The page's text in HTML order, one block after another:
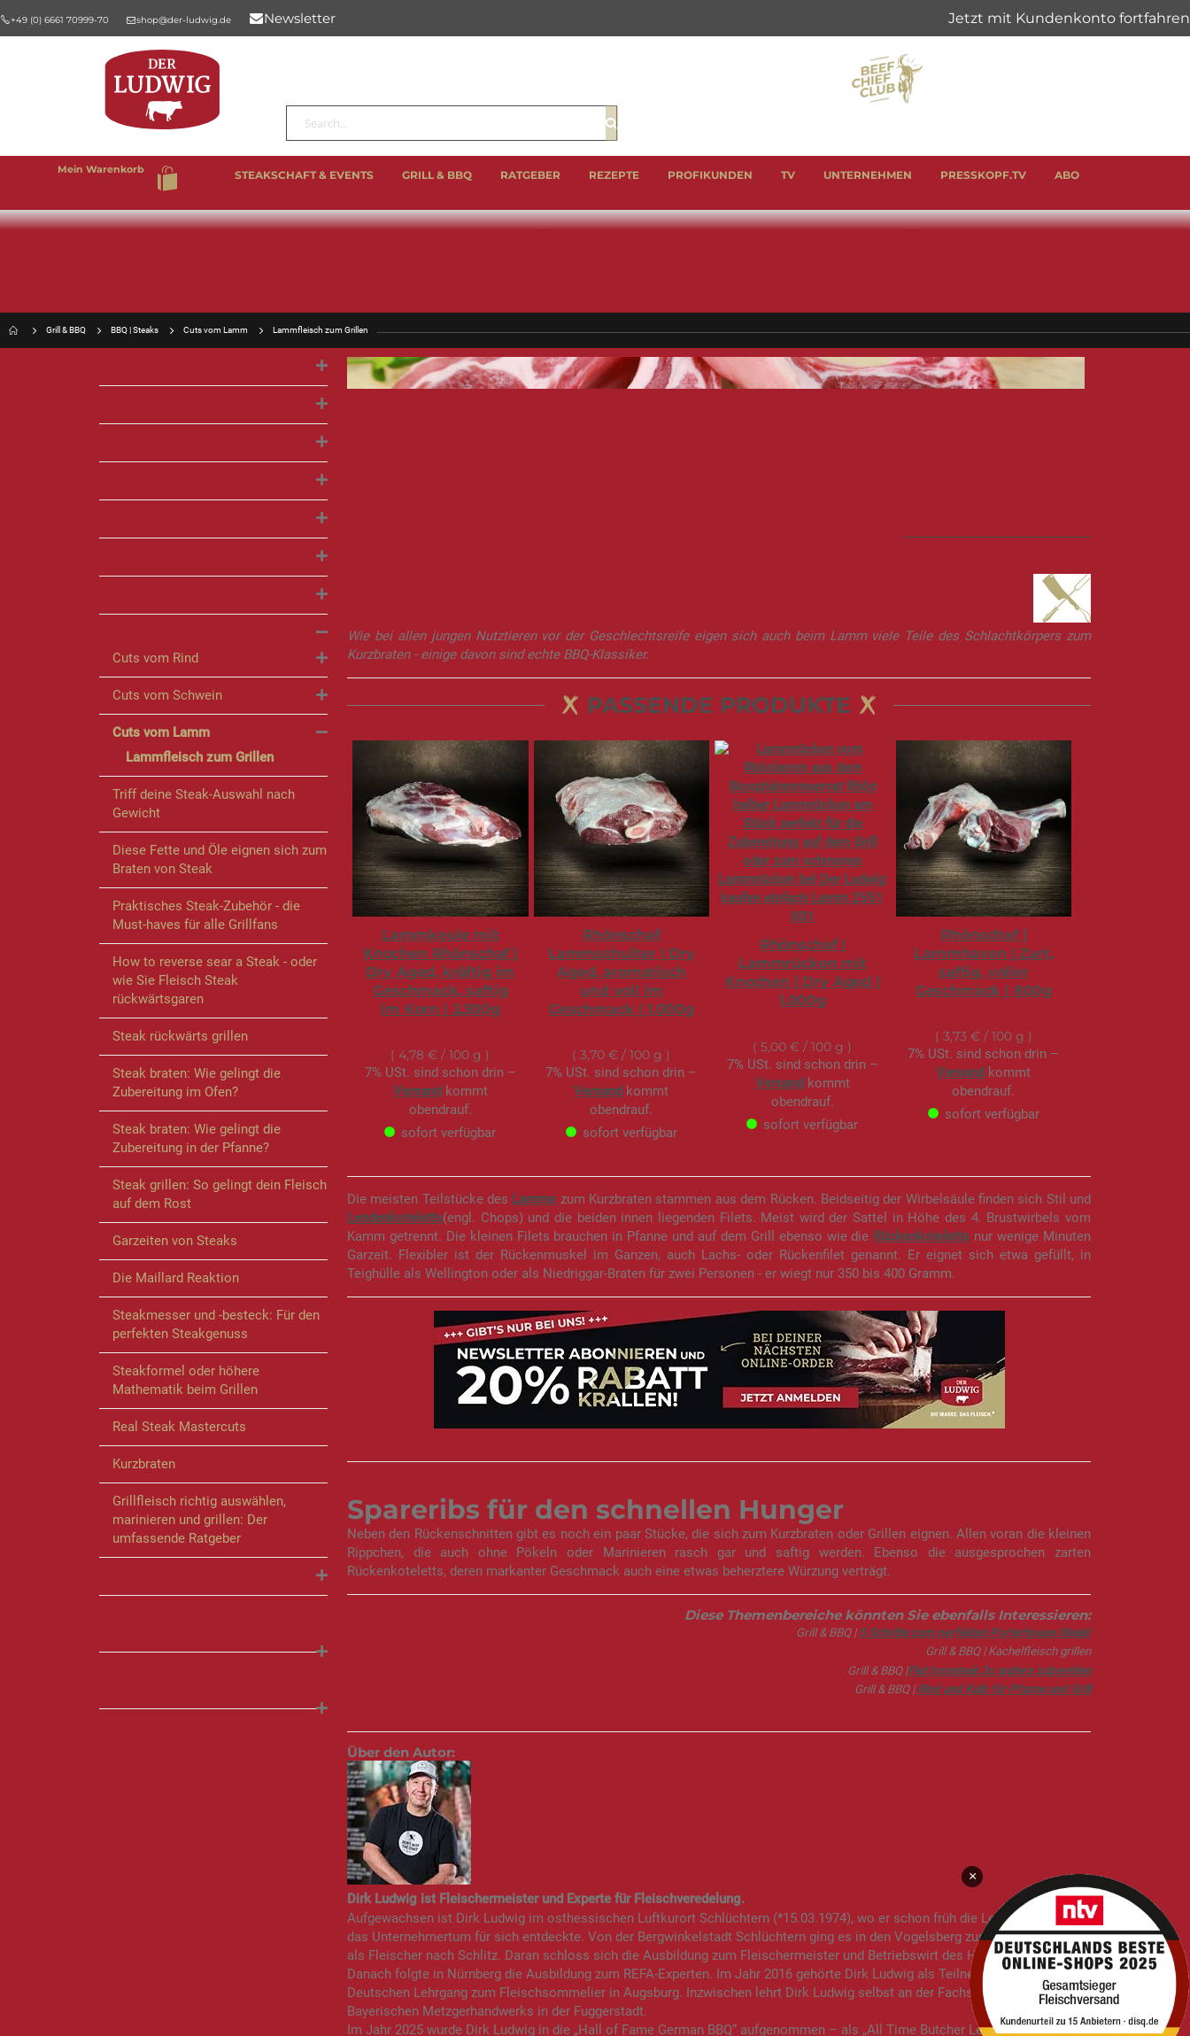
+49 (0) 6661 70999-70 shop@der-ludwig.de Newsletter
Mein Warenkorb
Suche
Suche
STEAKSCHAFT & EVENTS GRILL & BBQ RATGEBER REZEPTE PROFIKUNDEN TV UNTERNEHMEN PRESSKOPF.TV ABO
Grill & BBQ BBQ | Steaks Cuts vom Lamm Lammfleisch zum Grillen
Wie bei allen jungen Nutztieren vor der Geschlechtsreife eigen sich auch beim Lamm viele Teile des Schlachtkörpers zum
Kurzbraten - einige davon sind echte BBQ-Klassiker.
PASSENDE PRODUKTE
Lammkeule mit
Knochen Rhönschaf |
Dry Aged, kräftig im
Geschmack, saftig
im Kern | 2.300g
4,78 € / 100 g
7% USt. sind schon drin –
Versandkommt
obendrauf.
sofort verfügbar
Rhönschaf
Lammschulter | Dry
Aged, aromatisch
und voll im
Geschmack | 1.000g
3,70 € / 100 g
7% USt. sind schon drin –
Versand kommt
obendrauf.
sofort verfügbar
Rhönschaf |
Lammrücken mit
Knochen | Dry Aged |
1.000g
5,00 € / 100 g
7% USt. sind schon drin –
Versandkommt
obendrauf.
sofort verfügbar
Rhönschaf |
Lammhaxen | Zart,
saftig, voller
Geschmack | 800g
3,73 €/ 100 g
7% USt. sind schon drin –
Versand kommt
obendrauf.
sofort verfügbar
Die meisten Teilstücke des Lamms zum Kurzbraten stammen aus dem Rücken. Beidseitig der Wirbelsäule finden sich Stil und
Lendenkoteletts(engl. Chops) und die beiden innen liegenden Filets. Meist wird der Sattel in Höhe des 4. Brustwirbels vom
Kamm getrennt. Die kleinen Filets brauchen in Pfanne und auf dem Grill ebenso wie die Rückenkoteletts nur wenige Minuten
Garzeit. Flexibler ist der Rückenmuskel im Ganzen, auch Lachs- oder Rückenfilet genannt. Er eignet sich etwa gefüllt, in
Teighülle als Wellington oder als Niedriggar-Braten für zwei Personen - er wiegt nur 350 bis 400 Gramm.
Spareribs für den schnellen Hunger
Neben den Rückenschnitten gibt es noch ein paar Stücke, die sich zum Kurzbraten oder Grillen eignen. Allen voran die kleinen
Rippchen, die auch ohne Pökeln oder Marinieren rasch gar und saftig werden. Ebenso die ausgesprochen zarten
Rückenkoteletts, deren markanter Geschmack auch eine etwas beherztere Würzung verträgt.
Diese Themenbereiche könnten Sie ebenfalls Interessieren:
Grill & BBQ | 5 Schritte zum perfekten Porterhouse Steak!
Grill & BBQ | Kachelfleisch grillen
Grill & BBQ |Flat Ironsteak 3x anders zubereiten
Grill & BBQ | Rind und Kalb für Pfanne und Grill
Über den Autor:
Dirk Ludwig ist Fleischermeister und Experte für Fleischveredelung.
Aufgewachsen ist Dirk Ludwig im osthessischen Luftkurort Schlüchtern (*15.03.1974), wo er schon früh die Leidenschaft für
das Unternehmertum für sich entdeckte. Von der Bergwinkelstadt Schlüchtern ging es in den Vogelsberg zur Berufsausbildung
als Fleischer nach Schlitz. Daran schloss sich die Ausbildung zum Fleischermeister und Betriebswirt des Handwerks an.
Danach folgte in Nürnberg die Ausbildung zum REFA-Experten. Im Jahr 2016 gehörte Dirk Ludwig als Teilnehmer zum ersten
Deutschen Lehrgang zum Fleischsommelier in Augsburg. Inzwischen lehrt Dirk Ludwig selbst an der Fachschule des
Bayerischen Metzgerhandwerks in der Fuggerstadt.
Im Jahr 2025 wurde Dirk Ludwig in die „Hall of Fame German BBQ“ aufgenommen – als „All Time Butcher Legend“ und erst
Cuts vom Rind
Cuts vom Schwein
Cuts vom Lamm
Lammfleisch zum Grillen
Triff deine Steak-Auswahl nach
Gewicht
Diese Fette und Öle eignen sich zum
Braten von Steak
Praktisches Steak-Zubehör - die
Must-haves für alle Grillfans
How to reverse sear a Steak - oder
wie Sie Fleisch Steak
rückwärtsgaren
Steak rückwärts grillen
Steak braten: Wie gelingt die
Zubereitung im Ofen?
Steak braten: Wie gelingt die
Zubereitung in der Pfanne?
Steak grillen: So gelingt dein Fleisch
auf dem Rost
Garzeiten von Steaks
Die Maillard Reaktion
Steakmesser und -besteck: Für den
perfekten Steakgenuss
Steakformel oder höhere
Mathematik beim Grillen
Real Steak Mastercuts
Kurzbraten
Grillfleisch richtig auswählen,
marinieren und grillen: Der
umfassende Ratgeber
×